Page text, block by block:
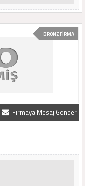
BRONZ FİRMA
Firmaya Mesaj Gönder